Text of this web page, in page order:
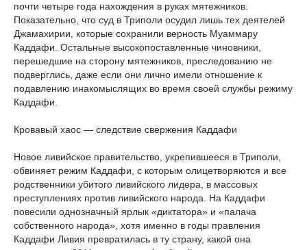
почти четыре года нахождения в руках мятежников.
Показательно, что суд в Триполи осудил лишь тех деятелей
Джамахирии, которые сохранили верность Муаммару
Каддафи. Остальные высокопоставленные чиновники,
перешедшие на сторону мятежников, преследованию не
подверглись, даже если они лично имели отношение к
подавлению инакомыслящих во время своей службы режиму
Каддафи.
Кровавый хаос — следствие свержения Каддафи
Новое ливийское правительство, укрепившееся в Триполи,
обвиняет режим Каддафи, с которым олицетворяются и все
родственники убитого ливийского лидера, в массовых
преступлениях против ливийского народа. На Каддафи
повесили однозначный ярлык «диктатора» и «палача
собственного народа», хотя именно в годы правления
Каддафи Ливия превратилась в ту страну, какой она